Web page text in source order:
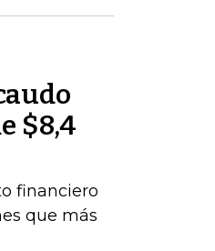
$8,4
financiero
que más